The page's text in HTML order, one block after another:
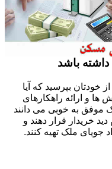
باشد
خودتان بپرسید که آیا
ها و ارائه راهکارهای
موفق به خوبی می دانند
خریدار قرار دهند و
جویای ملک تهیه کنند.